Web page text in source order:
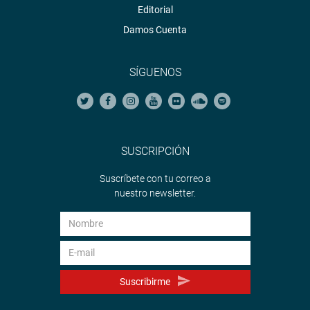
Editorial
Damos Cuenta
SÍGUENOS
SUSCRIPCIÓN
Suscríbete con tu correo a
nuestro newsletter.
Suscribirme